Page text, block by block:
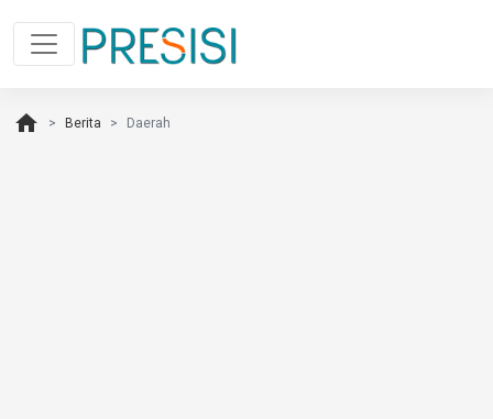
home Berita Daerah